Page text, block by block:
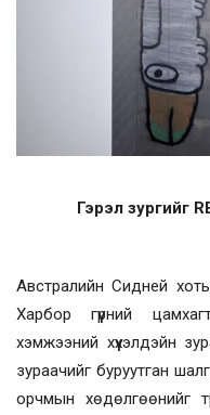
Гэрэл зургийг
Австралийн Сидней
Харбор гүүрний
хэмжээний хүүхэлдэйн
зураачийг буруутган
орчмын хөдөлгөөнийг